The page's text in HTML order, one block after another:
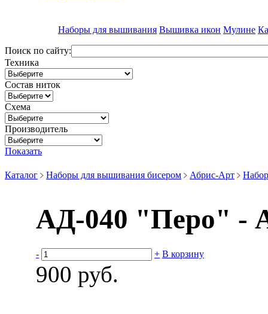
Наборы для вышивания Вышивка икон Мулине
Поиск по сайту:
Техника
Состав ниток
Схема
Производитель
Показать
Каталог Наборы для вышивания бисером Абрис-Арт
АД-040 "Перо" -
- + В корзину
900 руб.